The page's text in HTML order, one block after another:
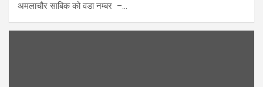
अमलाचौर साबिक को वडा नम्बर –…